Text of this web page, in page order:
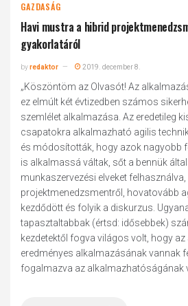
GAZDASÁG
Havi mustra a hibrid
gyakorlatáról
byredaktor 2019. december 8.
„Köszöntöm az Olvasót! Az
ez elmúlt két évtizedben számos
szemlélet alkalmazása. Az eredetileg
csapatokra alkalmazható agilis
és módosították, hogy azok nagyobb
is alkalmassá váltak, sőt a bennük
munkaszervezési elveket felhasználva,
projektmenedzsmentről, hovatovább
kezdődött és folyik a diskurzus.
tapasztaltabbak (értsd: idősebbek)
kezdetektől fogva világos volt, hogy
eredményes alkalmazásának vannak
fogalmazva az alkalmazhatóságának